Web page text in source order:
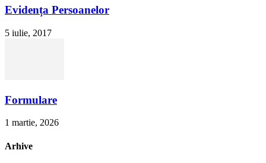
Evidența Persoanelor
5 iulie, 2017
Formulare
1 martie, 2026
Arhive